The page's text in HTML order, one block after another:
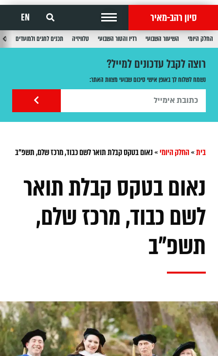
סיון רהב-מאיר EN
החלק היומי השיעור השבועי רדיו והטור השבועי טלוויזיה תכנים לחגים ולמועדים
רוצה לקבל עדכונים למייל?
נשמח לשלוח לך באופן אישי סיכום שבועי מצוות האתר:
בית»החלק היומי»נאום בטקס קבלת תואר לשם כבוד, מרכז שלם, תשפ"ב
נאום בטקס קבלת תואר
לשם כבוד, מרכז שלם,
תשפ"ב